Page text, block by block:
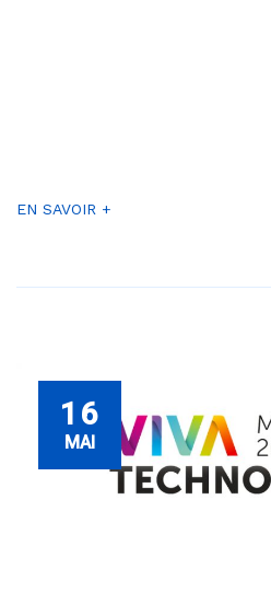
EN SAVOIR +
16
MAI